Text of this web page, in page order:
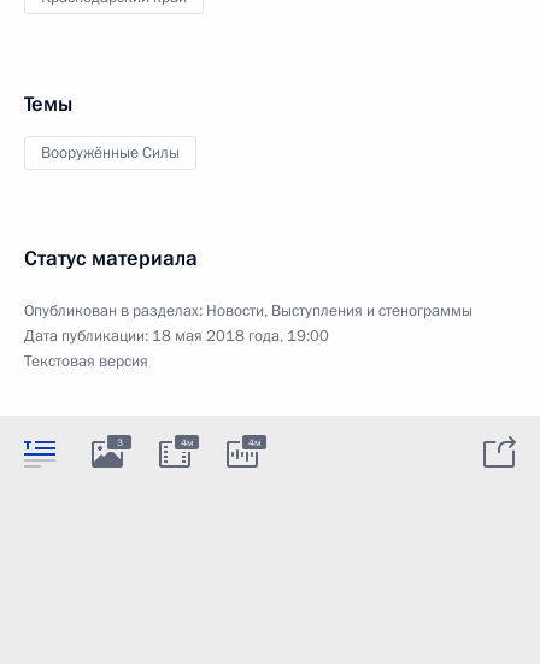
Темы
Вооружённые Силы
Статус материала
Опубликован в разделах: Новости, Выступления и стенограммы
Дата публикации: 18 мая 2018 года, 19:00
Текстовая версия
3 4м 4м